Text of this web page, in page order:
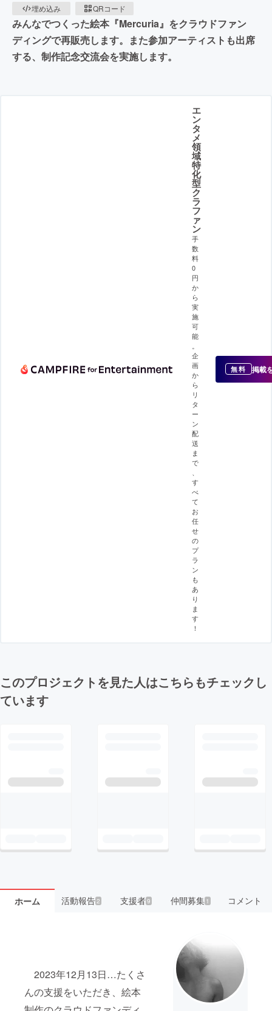
埋め込み
QRコード
みんなでつくった絵本『Mercuria』をクラウドファン
ディングで再販売します。また参加アーティストも出席
する、制作記念交流会を実施します。
エ
ン
タ
メ
領
域
特
化
型
ク
ラ
フ
ァ
ン
手
数
料
0
円
か
ら
実
施
可
能
企
画
か
ら
リ
タ
ー
ン
配
送
ま
で
す
べ
て
お
任
せ
の
プ
ラ
ン
も
あ
り
ま
す
！
無料 掲載
このプロジェクトを見た人はこちらもチェックし
ています
ホーム 活動報告2 支援者9 仲間募集 1 コメント
2023年12月13日…たくさ
んの支援をいただき、絵本